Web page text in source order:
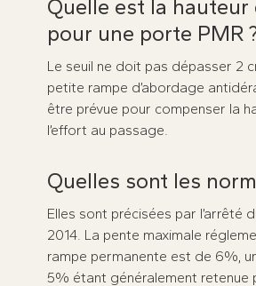
Quelle est la hauteur
pour une porte PMR
Le seuil ne doit pas dépasser 2
petite rampe d’abordage
être prévue pour compenser la
l’effort au passage.
Quelles sont les
Elles sont précisées par l’arrêté
2014. La pente maximale
rampe permanente est de 6%,
5% étant généralement retenue